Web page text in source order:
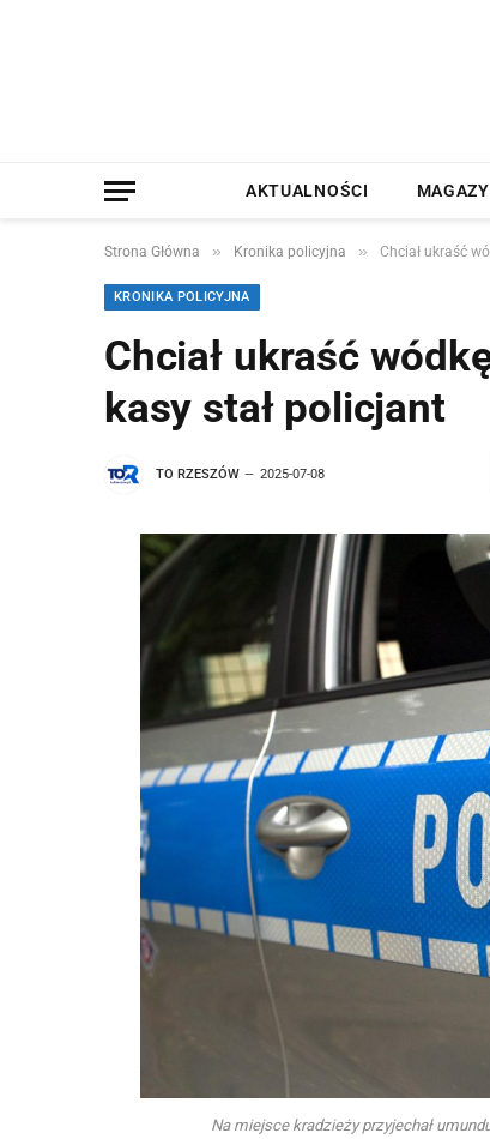
AKTUALNOŚCI
Strona Główna » Kronika policyjna » Chciał ukraść
KRONIKA POLICYJNA
Chciał ukraść
kasy stał policjant
TO RZESZÓW 2025-07-08
Na miejsce kradzieży przyjechał